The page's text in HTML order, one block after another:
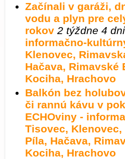
Začínali v garáži,
vodu a plyn pre
rokov 2 týždne 4 dni
informačno-
Klenovec,
Hačava, Rimavské
Kociha, Hrachovo
Balkón bez
či rannú kávu v
ECHOviny -
Tisovec,
Píla, Hačava,
Kociha, Hrachovo